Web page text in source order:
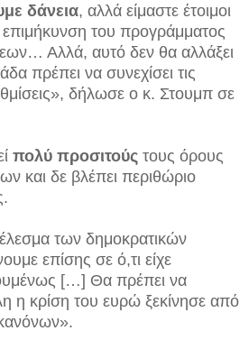
δάνεια, αλλά είμαστε έτοιμοι
του προγράμματος
Αλλά, αυτό δεν θα αλλάξει
πρέπει να συνεχίσει τις
δήλωσε ο κ. Στουμπ σε
πολύ προσιτούς τους όρους
και δε βλέπει περιθώριο
των δημοκρατικών
επίσης σε ό,τι είχε
[…] Θα πρέπει να
η κρίση του ευρώ ξεκίνησε από